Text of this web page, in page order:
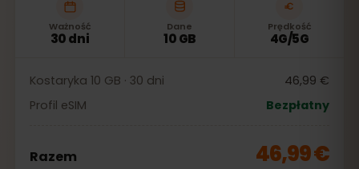
Ważność
30 dni
Dane
10 GB
Prędkość
4G/5G
Kostaryka 10 GB · 30 dni
46,99 €
Profil eSIM
Bezpłatny
Razem 46,99 €